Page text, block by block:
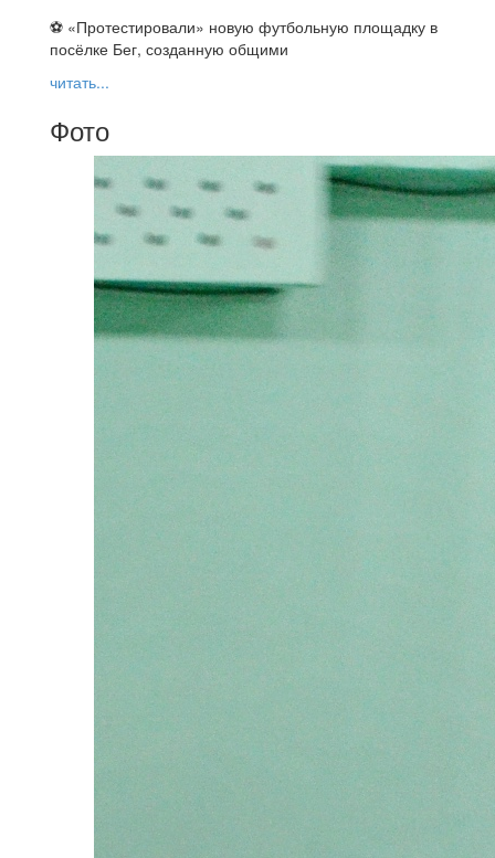
⚽ ️«Протестировали» новую футбольную площадку в
посёлке Бег, созданную общими
читать...
Фото